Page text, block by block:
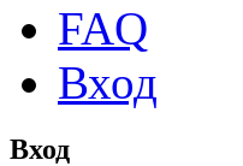
FAQ
Вход
Вход